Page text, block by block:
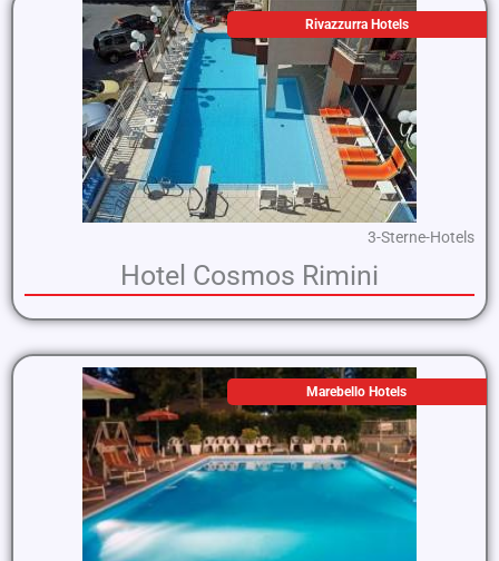
Rivazzurra Hotels
3-Sterne-Hotels
Hotel Cosmos Rimini
Marebello Hotels